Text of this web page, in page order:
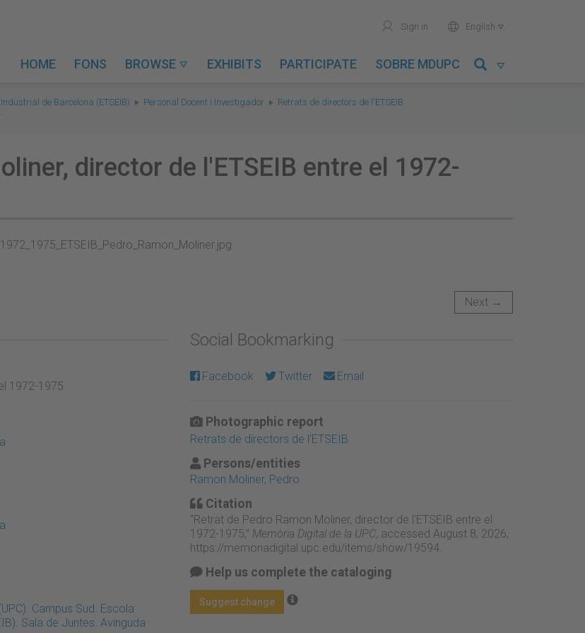
user Sign in world English 
HOME FONS BROWSE  EXHIBITS PARTICIPATE SOBRE MDUPC 
de Barcelona (ETSEIB) Personal Docent i Investigador
Retrats de directors de l'ETSEIB
director de l'ETSEIB entre el 1972-
Next →
1972-1975
Campus Sud. Escola
Sala de Juntes. Avinguda
Social Bookmarking
Facebook Twitter Email
Photographic report
Retrats de directors de l'ETSEIB
Persons/entities
Ramon Moliner, Pedro
Citation
“Retrat de Pedro Ramon Moliner, director de l'ETSEIB entre el
1972-1975,” Memòria Digital de la UPC, accessed August 8, 2026,
https://memoriadigital.upc.edu/items/show/19594.
Help us complete the cataloging
Suggest change